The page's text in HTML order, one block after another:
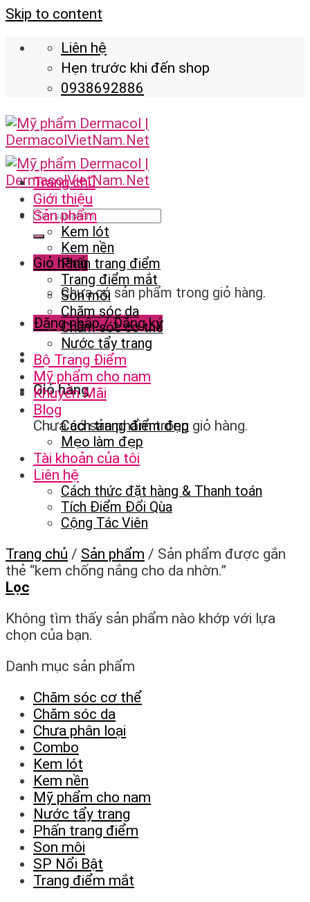
Skip to content
Liên hệ
Hẹn trước khi đến shop
0938692886
Giỏ hàng
Chưa có sản phẩm trong giỏ hàng.
Đăng nhập / Đăng ký
Giỏ hàng
Chưa có sản phẩm trong giỏ hàng.
Trang chủ
Giới thiệu
Sản phẩm
Kem lót
Kem nền
Phấn trang điểm
Trang điểm mắt
Son môi
Chăm sóc da
Chăm sóc cơ thể
Nước tẩy trang
Bộ Trang Điểm
Mỹ phẩm cho nam
Khuyến Mãi
Blog
Cách trang điểm đẹp
Mẹo làm đẹp
Tài khoản của tôi
Liên hệ
Cách thức đặt hàng & Thanh toán
Tích Điểm Đổi Qùa
Cộng Tác Viên
Trang chủ / Sản phẩm / Sản phẩm được gắn
thẻ “kem chống nắng cho da nhờn.”
Lọc
Không tìm thấy sản phẩm nào khớp với lựa
chọn của bạn.
Danh mục sản phẩm
Chăm sóc cơ thể
Chăm sóc da
Chưa phân loại
Combo
Kem lót
Kem nền
Mỹ phẩm cho nam
Nước tẩy trang
Phấn trang điểm
Son môi
SP Nổi Bật
Trang điểm mắt